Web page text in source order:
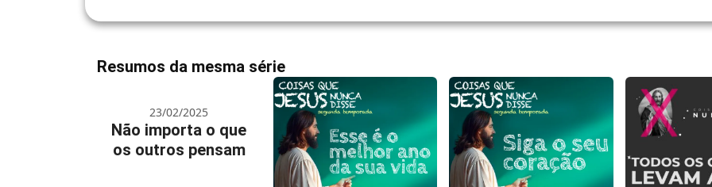
Resumos da mesma série
23/02/2025
Não importa o que
os outros pensam